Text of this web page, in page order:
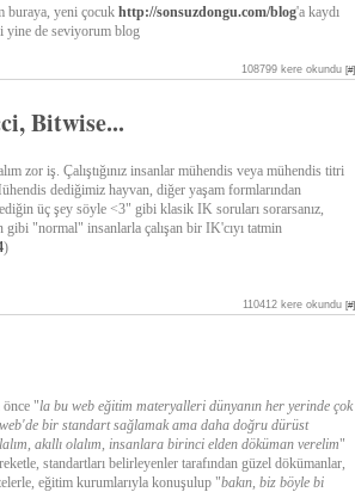
buraya, yeni çocuk http://sonsuzdongu.com/blog'a kaydı
yine de seviyorum blog
108799 kere okundu [#]
Bitwise...
zor iş. Çalıştığınız insanlar mühendis veya mühendis titri
dediğimiz hayvan, diğer yaşam formlarından
üç şey söyle <3" gibi klasik IK soruları sorarsanız,
"normal" insanlarla çalışan bir IK'cıyı tatmin
)
110412 kere okundu [#]
önce "la bu web eğitim materyalleri dünyanın her yerinde çok
bir standart sağlamak ama daha doğru dürüst
akıllı olalım, insanlara birinci elden döküman verelim"
standartları belirleyenler tarafından güzel dökümanlar,
eğitim kurumlarıyla konuşulup "bakın, biz böyle bi